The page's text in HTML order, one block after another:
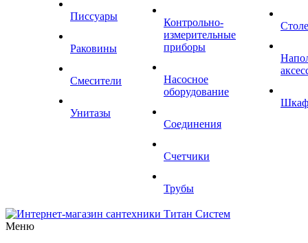
Писсуары
Раковины
Смесители
Унитазы
Контрольно-
измерительные
приборы
Насосное
оборудование
Соединения
Счетчики
Трубы
Меню